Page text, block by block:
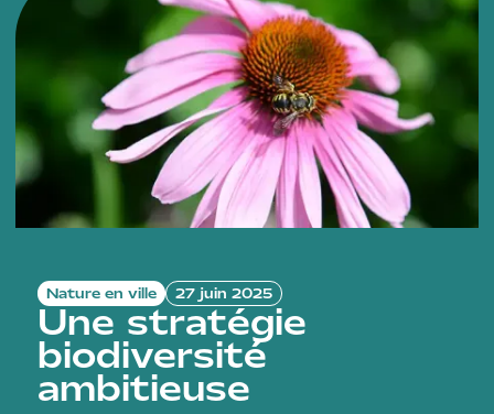
Nature en ville 27 juin 2025
Une stratégie
biodiversité
ambitieuse